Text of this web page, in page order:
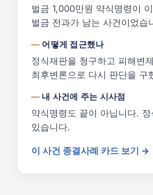
벌금 1,000만원 약식명령이
벌금 전과가 남는 사건이었습
어떻게 접근했나
정식재판을 청구하고 피해변
최후변론으로 다시 판단을 구
내 사건에 주는 시사점
약식명령도 끝이 아닙니다.
있습니다.
이 사건 종결사례 카드 보기 →